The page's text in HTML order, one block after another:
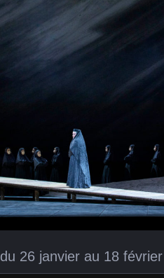
du 26 janvier au 18